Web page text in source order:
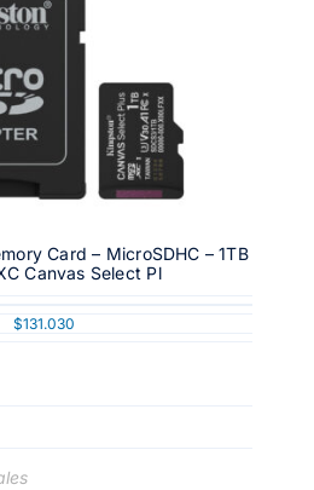
Card – MicroSDHC – 1TB
Canvas Select Pl
$131.030